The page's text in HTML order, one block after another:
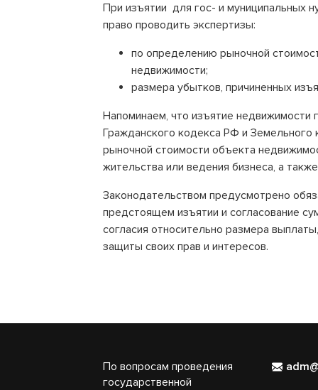
При изъятии для гос- и муниципальных
право проводить экспертизы:
по определению рыночной
недвижимости;
размера убытков, причиненных
Напоминаем, что изъятие недвижимости
Гражданского кодекса РФ и
рыночной стоимости объекта
жительства или ведения бизнеса, а
Законодательством предусмотрено
предстоящем изъятии и согласование
согласия относительно размера
защиты своих прав и интересов.
По вопросам проведения
государственной